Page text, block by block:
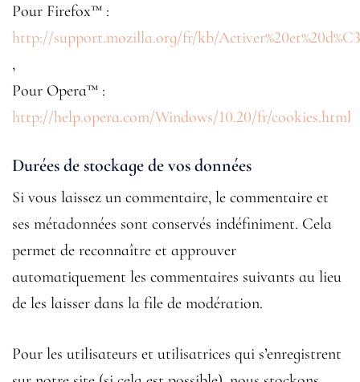
Pour Firefox™ :
http://support.mozilla.org/fr/kb/
,
Pour Opera™ :
http://help.opera.com/Windows/10.20/fr/cookies.html
Durées de stockage de vos données
Si vous laissez un commentaire, le commentaire et
ses métadonnées sont conservés indéfiniment. Cela
permet de reconnaître et approuver
automatiquement les commentaires suivants au lieu
de les laisser dans la file de modération.
Pour les utilisateurs et utilisatrices qui s’enregistrent